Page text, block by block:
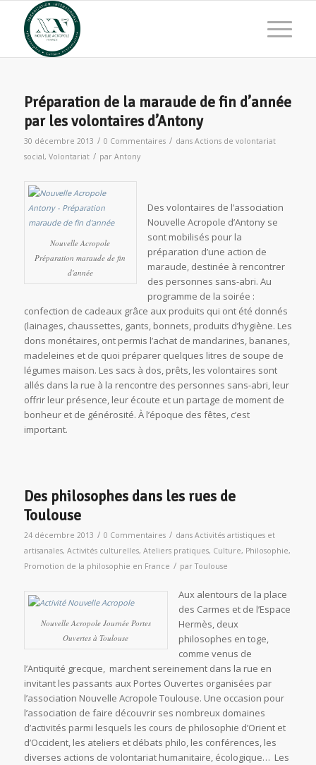
Préparation de la maraude de fin d’année
par les volontaires d’Antony
30 décembre 2013 / 0 Commentaires / dans Actions de volontariat
social, Volontariat / par Antony
Nouvelle Acropole
Préparation maraude de fin
d'année
Des volontaires de l’association
Nouvelle Acropole d’Antony se
sont mobilisés pour la
préparation d’une action de
maraude, destinée à rencontrer
des personnes sans-abri. Au
programme de la soirée :
confection de cadeaux grâce aux produits qui ont été donnés
(lainages, chaussettes, gants, bonnets, produits d’hygiène. Les
dons monétaires, ont permis l’achat de mandarines, bananes,
madeleines et de quoi préparer quelques litres de soupe de
légumes maison. Les sacs à dos, prêts, les volontaires sont
allés dans la rue à la rencontre des personnes sans-abri, leur
offrir leur présence, leur écoute et un partage de moment de
bonheur et de générosité. À l’époque des fêtes, c’est
important.
Des philosophes dans les rues de
Toulouse
24 décembre 2013 / 0 Commentaires / dans Activités artistiques et
artisanales, Activités culturelles, Ateliers pratiques, Culture, Philosophie,
Promotion de la philosophie en France / parToulouse
Nouvelle Acropole Journée Portes
Ouvertes à Toulouse
Aux alentours de la place
des Carmes et de l’Espace
Hermès, deux
philosophes en toge,
comme venus de
l’Antiquité grecque, marchent sereinement dans la rue en
invitant les passants aux Portes Ouvertes organisées par
l’association Nouvelle Acropole Toulouse. Une occasion pour
l’association de faire découvrir ses nombreux domaines
d’activités parmi lesquels les cours de philosophie d’Orient et
d’Occident, les ateliers et débats philo, les conférences, les
diverses actions de volontariat humanitaire, écologique… Les